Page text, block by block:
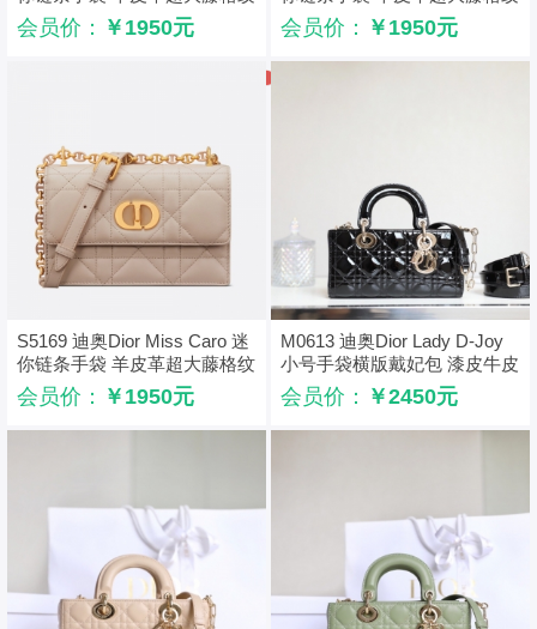
白色
会员价： ￥1950元
粉色
会员价： ￥1950元
S5169 迪奥Dior Miss Caro 迷
你链条手袋 羊皮革超大藤格纹
焦糖米色
会员价： ￥1950元
M0613 迪奥Dior Lady D-Joy
小号手袋横版戴妃包 漆皮牛皮
革藤格纹 黑色
会员价： ￥2450元